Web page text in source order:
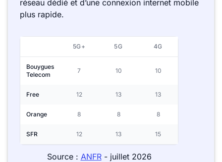
réseau dédié et d’une connexion internet mobile
plus rapide.
5G+ 5G 4G
Bouygues
Telecom
7 10 10
Free 12 13 13
Orange 8 8 8
SFR 12 13 15
Source : ANFR- juillet 2026